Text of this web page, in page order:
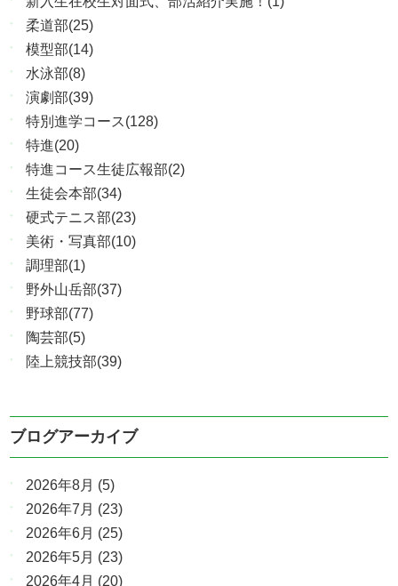
柔道部(25)
模型部(14)
水泳部(8)
演劇部(39)
特別進学コース(128)
特進(20)
特進コース生徒広報部(2)
生徒会本部(34)
硬式テニス部(23)
美術・写真部(10)
調理部(1)
野外山岳部(37)
野球部(77)
陶芸部(5)
陸上競技部(39)
ブログアーカイブ
2026年8月 (5)
2026年7月 (23)
2026年6月 (25)
2026年5月 (23)
2026年4月 (20)